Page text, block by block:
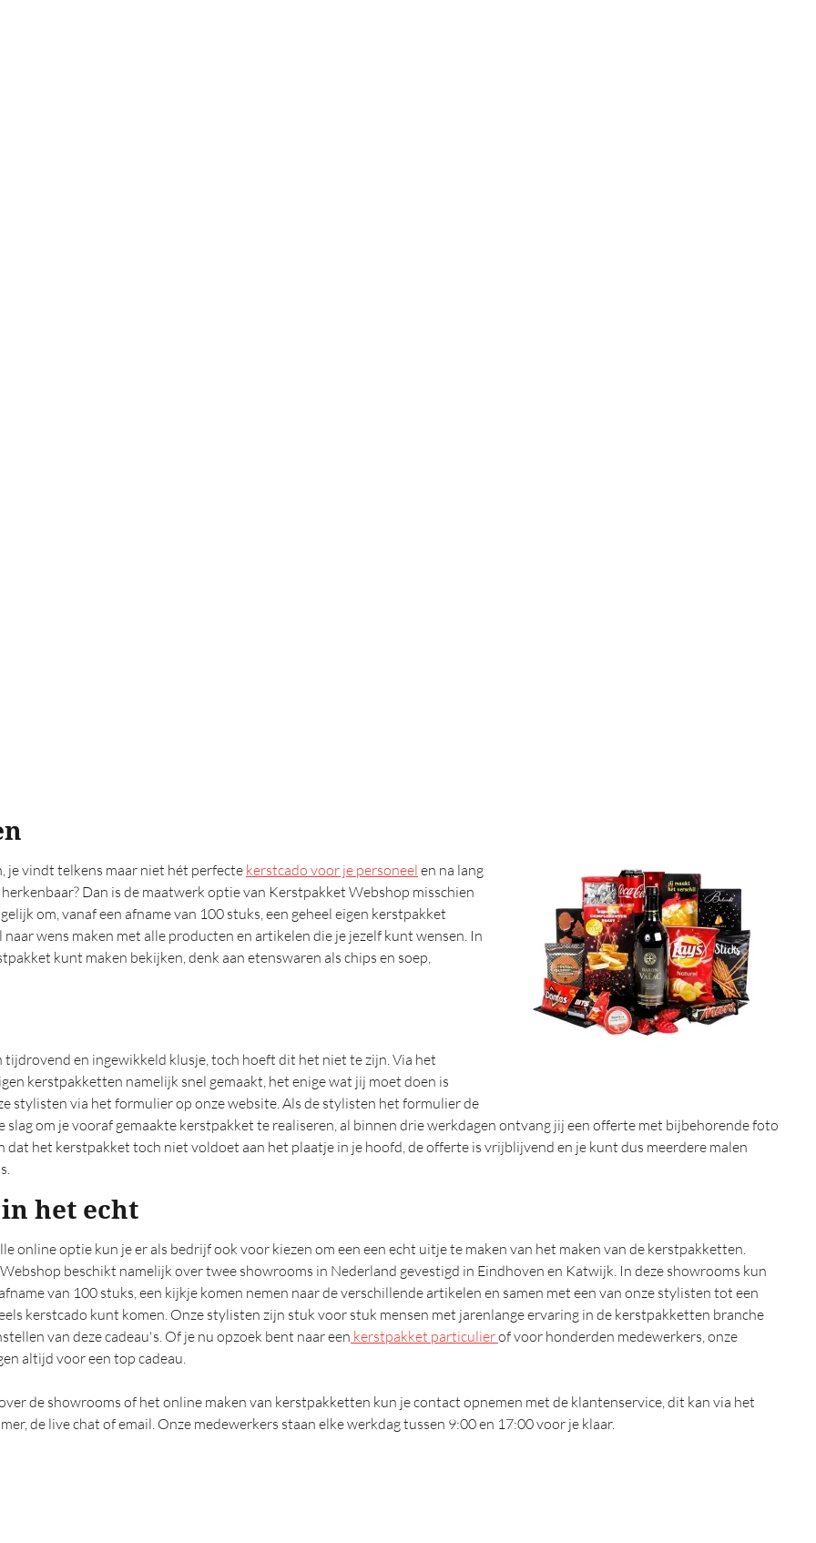
je vindt telkens maar niet hét perfecte kerstcado voor je personeel en na lang
Dan is de maatwerk optie van Kerstpakket Webshop misschien
om, vanaf een afname van 100 stuks, een geheel eigen kerstpakket
wens maken met alle producten en artikelen die je jezelf kunt wensen. In
kunt maken bekijken, denk aan etenswaren als chips en soep,
en ingewikkeld klusje, toch hoeft dit het niet te zijn. Via het
kerstpakketten namelijk snel gemaakt, het enige wat jij moet doen is
stylisten via het formulier op onze website. Als de stylisten het formulier de
slag om je vooraf gemaakte kerstpakket te realiseren, al binnen drie werkdagen ontvang jij een offerte met bijbehorende foto
dat het kerstpakket toch niet voldoet aan het plaatje in je hoofd, de offerte is vrijblijvend en je kunt dus meerdere malen
het echt
online optie kun je er als bedrijf ook voor kiezen om een een echt uitje te maken van het maken van de kerstpakketten.
beschikt namelijk over twee showrooms in Nederland gevestigd in Eindhoven en Katwijk. In deze showrooms kun
van 100 stuks, een kijkje komen nemen naar de verschillende artikelen en samen met een van onze stylisten tot een
kerstcado kunt komen. Onze stylisten zijn stuk voor stuk mensen met jarenlange ervaring in de kerstpakketten branche
van deze cadeau's. Of je nu opzoek bent naar een kerstpakket particulierof voor honderden medewerkers, onze
altijd voor een top cadeau.
de showrooms of het online maken van kerstpakketten kun je contact opnemen met de klantenservice, dit kan via het
de live chat of email. Onze medewerkers staan elke werkdag tussen 9:00 en 17:00 voor je klaar.